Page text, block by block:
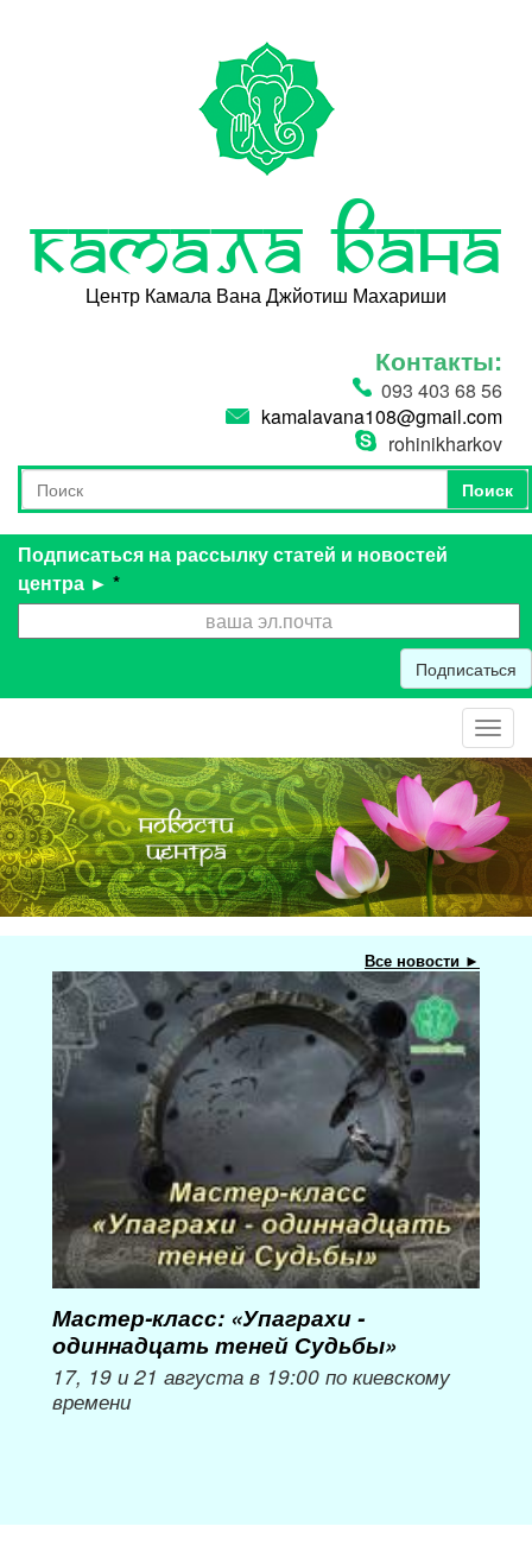
Камала Вана
Центр Камала Вана Джйотиш Махариши
Контакты:
093 403 68 56
kamalavana108@gmail.com
rohinikharkov
Форма поиска
Поиск
Поиск
Подписаться на рассылку статей и новостей
центра ► *
Подписаться
Все новости ►
Мастер-класс: «Упаграхи -
одиннадцать теней Судьбы»
17, 19 и 21 августа в 19:00 по киевскому
времени